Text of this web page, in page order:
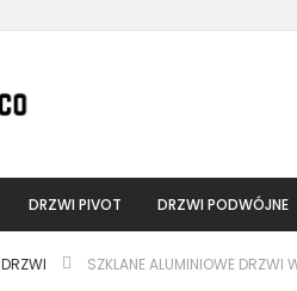
DRZWI PIVOT DRZWI PODWÓJNE
DRZWI SZKLANE ALUMINIOWE DRZWI